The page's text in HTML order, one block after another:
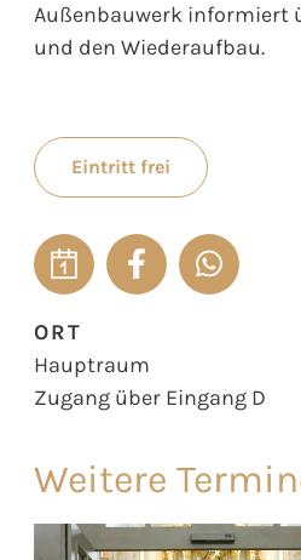
Außenbauwerk informiert
und den Wiederaufbau.
Eintritt frei
ORT
Hauptraum
Zugang über Eingang D
Weitere